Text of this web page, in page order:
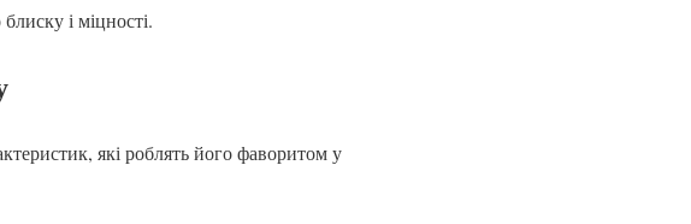
і міцності.
які роблять його фаворитом у